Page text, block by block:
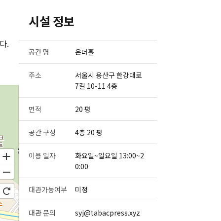
.
시설 정보
공간 명 온더홀
주소
서울시 용산구 한강대로
7길 10-11 4층
면적 20 평
공간 구성 4층 20 평
이용 일자
화요일~일요일 13:00~2
0:00
대관가능여부 미정
대관 문의 syj@tabacpress.xyz